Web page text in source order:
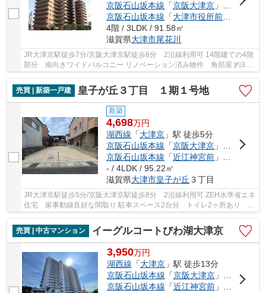
京阪石山坂本線 「京阪大津京 」駅 徒歩8分
京阪石山坂本線 「大津市役所前
4階 / 3LDK / 91.58㎡
滋賀県大津市尾花川
JR大津京駅徒歩7分/京阪大津京駅徒歩8分 2沿線利用可 14階建ての4階
部分 南向きワイドバルコニー リノベーション済み物件 角部屋 約3.8
売買 | 新築一戸建
皇子が丘３丁目 １期１号地
新築
4,698万円
湖西線 「大津京 」駅 徒歩5分
京阪石山坂本線 「京阪大津京 」駅 徒歩8分
京阪石山坂本線 「近江神宮前 」駅 徒歩14分
- / 4LDK / 95.22㎡
滋賀県大津市皇子が丘 ３丁目
JR大津京駅徒歩5分/京阪大津京駅徒歩8分 2沿線利用可 ZEH水準省エネ
住宅 家事動線良好な間取り 駐車スペース2台分 トイレ2ヶ所あり
売買 | 中古マンション
イーグルコートびわ湖大津京
3,950万円
湖西線 「大津京」駅 徒歩13分
京阪石山坂本線 「京阪大津京」駅 徒歩16分
京阪石山坂本線 「近江神宮前」駅 徒歩14分